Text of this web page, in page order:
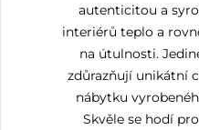
autenticitou a
interiérů teplo a
na útulnosti.
zdůrazňují unikátní
nábytku
Skvěle se hodí